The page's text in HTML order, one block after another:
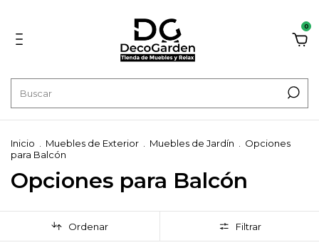
0
Inicio Muebles de Exterior Muebles de Jardín
Opciones
para Balcón
Opciones para Balcón
Ordenar Filtrar